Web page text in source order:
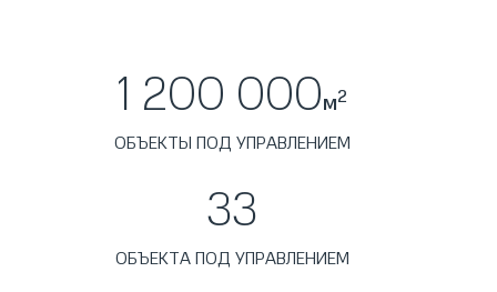
1 200 000м2
ОБЪЕКТЫ ПОД УПРАВЛЕНИЕМ
33
ОБЪЕКТА ПОД УПРАВЛЕНИЕМ